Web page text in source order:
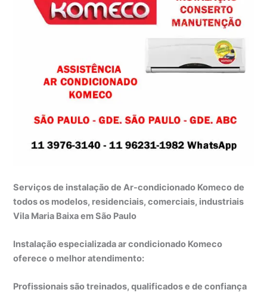
Serviços de instalação de Ar-condicionado Komeco de
todos os modelos, residenciais, comerciais, industriais
Vila Maria Baixa em São Paulo
Instalação especializada ar condicionado Komeco
oferece o melhor atendimento:
Profissionais são treinados, qualificados e de confiança